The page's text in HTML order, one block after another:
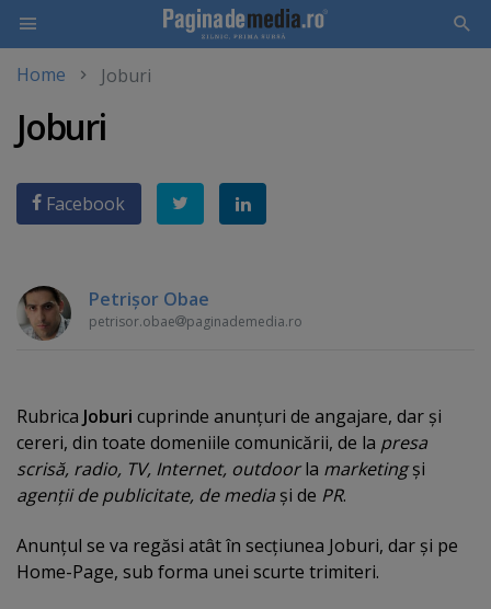
main
Home Joburi
Joburi
Facebook
Petrişor Obae
petrisor.obae paginademedia.ro
Rubrica Joburi cuprinde anunţuri de angajare, dar şi
cereri, din toate domeniile comunicării, de la presa
scrisă, radio, TV, Internet, outdoorla marketingşi
agenţii de publicitate, de media şi de PR.
Anunţul se va regăsi atât în secţiunea Joburi, dar şi pe
Home-Page, sub forma unei scurte trimiteri.